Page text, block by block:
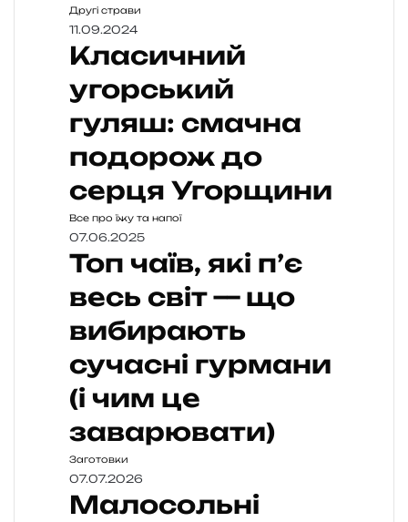
Другі страви
11.09.2024
Класичний
угорський
гуляш: смачна
подорож до
серця Угорщини
Все про їжу та напої
07.06.2025
Топ чаїв, які п’є
весь світ — що
вибирають
сучасні гурмани
(і чим це
заварювати)
Заготовки
07.07.2026
Малосольні